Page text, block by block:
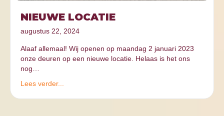
NIEUWE LOCATIE
augustus 22, 2024
Alaaf allemaal! Wij openen op maandag 2 januari 2023
onze deuren op een nieuwe locatie. Helaas is het ons
nog…
Lees verder...